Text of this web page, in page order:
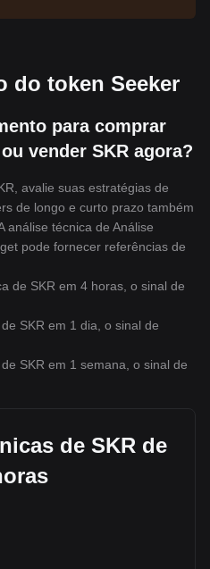
do token Seeker
para comprar
vender SKR agora?
avalie suas estratégias de
de longo e curto prazo também
análise técnica de Análise
pode fornecer referências de
de SKR em 4 horas, o sinal de
SKR em 1 dia, o sinal de
SKR em 1 semana, o sinal de
de SKR de